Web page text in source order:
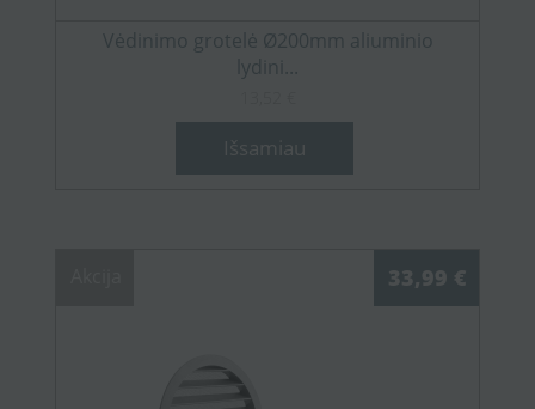
Vėdinimo grotelė Ø200mm aliuminio
lydini...
Išsamiau
33,99 €